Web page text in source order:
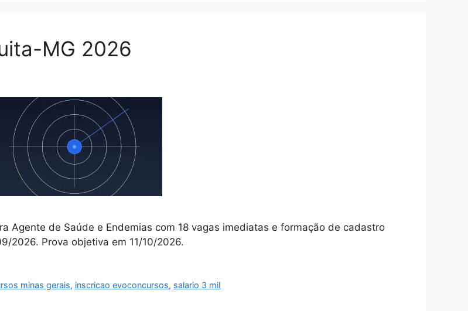
MG 2026
Agente de Saúde e Endemias com 18 vagas imediatas e formação de cadastro
2026. Prova objetiva em 11/10/2026.
minas gerais, inscricao evoconcursos, salario 3 mil